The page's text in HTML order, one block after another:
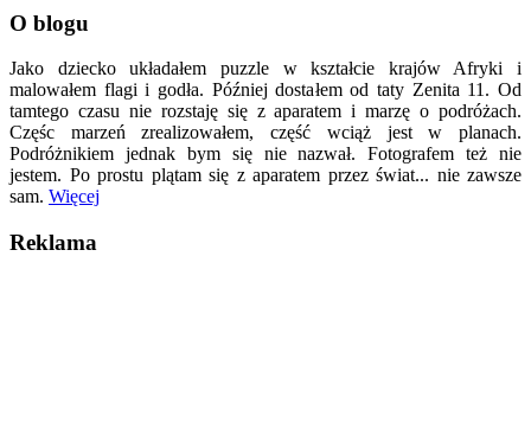
O blogu
Jako dziecko układałem puzzle w kształcie krajów Afryki i
malowałem flagi i godła. Później dostałem od taty Zenita 11. Od
tamtego czasu nie rozstaję się z aparatem i marzę o podróżach.
Częśc marzeń zrealizowałem, część wciąż jest w planach.
Podróżnikiem jednak bym się nie nazwał. Fotografem też nie
jestem. Po prostu plątam się z aparatem przez świat... nie zawsze
sam. Więcej
Reklama